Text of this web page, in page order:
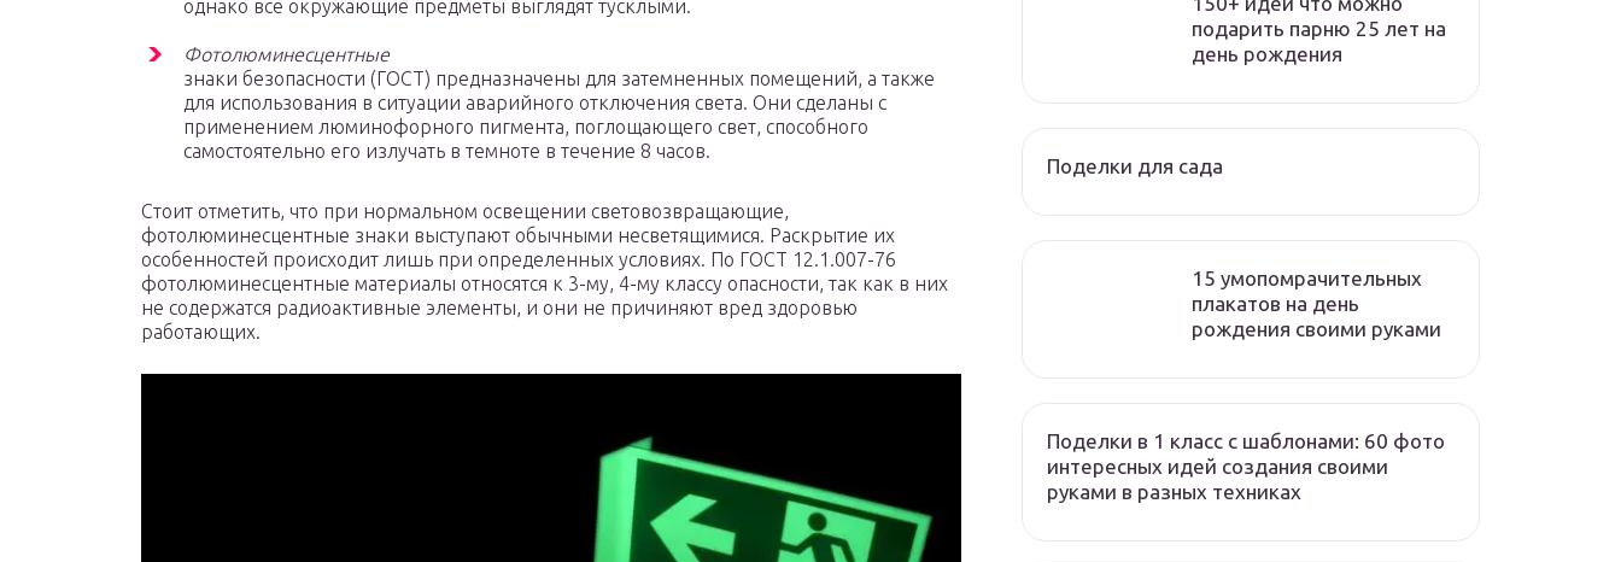
однако все окружающие предметы выглядят тусклыми.
Фотолюминесцентные
знаки безопасности (ГОСТ) предназначены для затемненных помещений, а также
для использования в ситуации аварийного отключения света. Они сделаны с
применением люминофорного пигмента, поглощающего свет, способного
самостоятельно его излучать в темноте в течение 8 часов.
Стоит отметить, что при нормальном освещении световозвращающие,
фотолюминесцентные знаки выступают обычными несветящимися. Раскрытие их
особенностей происходит лишь при определенных условиях. По ГОСТ 12.1.007-76
фотолюминесцентные материалы относятся к 3-му, 4-му классу опасности, так как в них
не содержатся радиоактивные элементы, и они не причиняют вред здоровью
работающих.
подарить парню 25 лет на
день рождения
Поделки для сада
15 умопомрачительных
плакатов на день
рождения своими руками
Поделки в 1 класс с шаблонами: 60 фото
интересных идей создания своими
руками в разных техниках